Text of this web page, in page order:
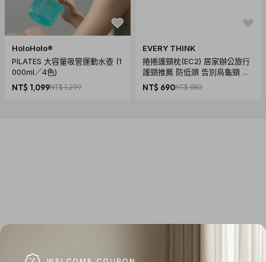
HoloHolo®
PILATES 大容量吸管運動水壺 (1
000ml／4色)
NT$ 1,099NT$ 1,299
EVERY THINK
捲捲護頸枕(EC2) 居家辦公旅行
護頸推薦 防低頭 告別烏龜頸 頸
椎養護 多色可選
NT$ 690NT$ 880